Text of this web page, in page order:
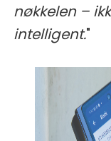
nøkkelen –
intelligent."